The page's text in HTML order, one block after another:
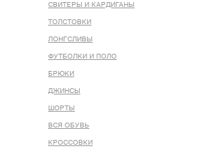
СВИТЕРЫ И КАРДИГАНЫ
ТОЛСТОВКИ
ЛОНГСЛИВЫ
ФУТБОЛКИ И ПОЛО
БРЮКИ
ДЖИНСЫ
ШОРТЫ
ВСЯ ОБУВЬ
КРОССОВКИ